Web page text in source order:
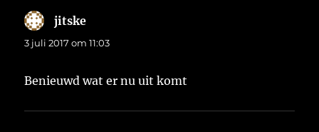
jitske
3 juli 2017 om 11:03
Benieuwd wat er nu uit komt